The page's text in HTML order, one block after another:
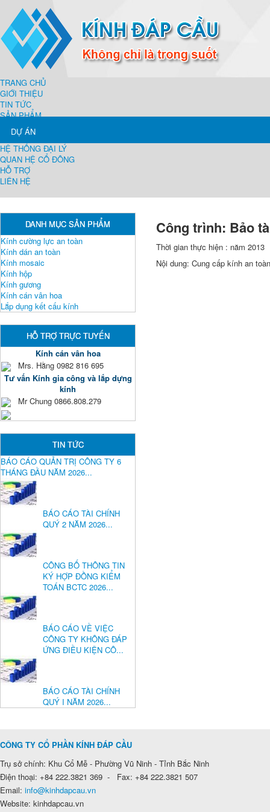
TRANG CHỦ
GIỚI THIỆU
TIN TỨC
SẢN PHẨM
DỰ ÁN
HỆ THỐNG ĐẠI LÝ
QUAN HỆ CỔ ĐÔNG
HỖ TRỢ
LIÊN HỆ
DANH MỤC SẢN PHẨM
Kính cường lực an toàn
Kính dán an toàn
Kính mosaic
Kính hộp
Kính gương
Kính cán vân hoa
Lắp dụng kết cấu kính
HỖ TRỢ TRỰC TUYẾN
Kính cán vân hoa
Mrs. Hằng 0982 816 695
Tư vấn Kính gia công và lắp dựng
kính
Mr Chung 0866.808.279
TIN TỨC
BÁO CÁO QUẢN TRỊ CÔNG TY 6
THÁNG ĐẦU NĂM 2026...
BÁO CÁO TÀI CHÍNH
QUÝ 2 NĂM 2026...
CÔNG BỐ THÔNG TIN
KÝ HỢP ĐỒNG KIỂM
TOÁN BCTC 2026...
BÁO CÁO VỀ VIỆC
CÔNG TY KHÔNG ĐÁP
ỨNG ĐIỀU KIỆN CÔ...
BÁO CÁO TÀI CHÍNH
QUÝ I NĂM 2026...
Công trình: Bảo
Thời gian thực hiện : năm 2013
Nội dung: Cung cấp kính an
CÔNG TY CỔ PHẦN KÍNH ĐÁP CẦU
Trụ sở chính: Khu Cổ Mễ - Phường Vũ Ninh - Tỉnh Bắc Ninh
Điện thoại: +84 222.3821 369 - Fax: +84 222.3821 507
Email: info@kinhdapcau.vn
Website: kinhdapcau.vn